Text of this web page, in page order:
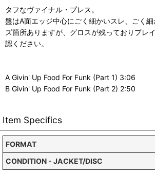
タフなヴァイナル・プレス。
盤はA面エッジ中心にごく細かいスレ、ごく
ズ箇所ありますが、グロスが残っておりプレ
認ください。
A Givin' Up Food For Funk (Part 1) 3:06
B Givin' Up Food For Funk (Part 2) 2:50
Item Specifics
FORMAT
CONDITION - JACKET/DISC